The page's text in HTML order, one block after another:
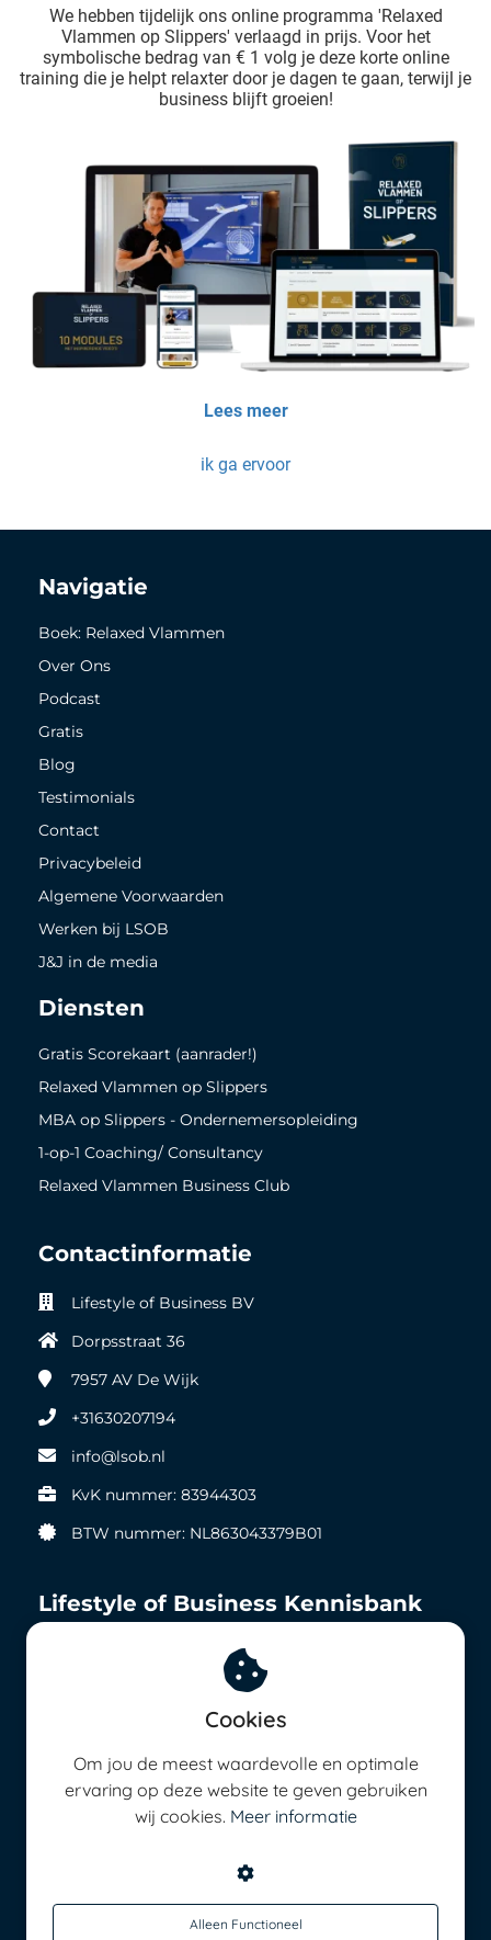
We hebben tijdelijk ons online programma 'Relaxed
Vlammen op Slippers' verlaagd in prijs. Voor het
symbolische bedrag van € 1 volg je deze korte online
training die je helpt relaxter door je dagen te gaan, terwijl je
business blijft groeien!
Lees meer
ik ga ervoor
Navigatie
Boek: Relaxed Vlammen
Over Ons
Podcast
Gratis
Blog
Testimonials
Contact
Privacybeleid
Algemene Voorwaarden
Werken bij LSOB
J&J in de media
Diensten
Gratis Scorekaart (aanrader!)
Relaxed Vlammen op Slippers
MBA op Slippers - Ondernemersopleiding
1-op-1 Coaching/ Consultancy
Relaxed Vlammen Business Club
Contactinformatie
Lifestyle of Business BV
Dorpsstraat 36
7957 AV De Wijk
+31630207194
info@lsob.nl
KvK nummer: 83944303
BTW nummer: NL863043379B01
Lifestyle of Business Kennisbank
Geld in de toekomst
8,5 op ieder vlak
Cookies
Om jou de meest waardevolle en optimale
ervaring op deze website te geven gebruiken
wij cookies. Meer informatie
Alleen Functioneel